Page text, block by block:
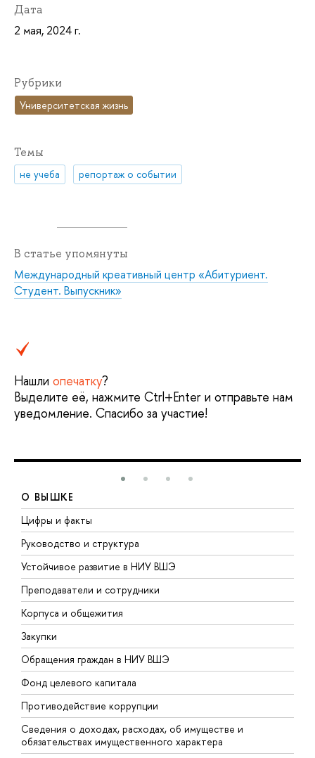
Дата
2 мая, 2024 г.
Рубрики
Университетская жизнь
Темы
не учеба репортаж о событии
В статье упомянуты
Международный креативный центр «Абитуриент.
Студент. Выпускник»
Нашли опечатку?
Выделите её, нажмите Ctrl+Enter и отправьте нам
уведомление. Спасибо за участие!
О ВЫШКЕ
Цифры и факты
Руководство и структура
Устойчивое развитие в НИУ ВШЭ
Преподаватели и сотрудники
Корпуса и общежития
Закупки
Обращения граждан в НИУ ВШЭ
Фонд целевого капитала
Противодействие коррупции
Сведения о доходах, расходах, об имуществе и
обязательствах имущественного характера